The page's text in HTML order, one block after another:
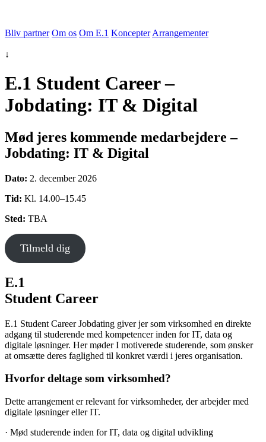
Bliv partner Om os Om E.1 Koncepter Arrangementer
↓
E.1 Student Career –
Jobdating: IT & Digital
Mød jeres kommende medarbejdere –
Jobdating: IT & Digital
Dato: 2. december 2026
Tid: Kl. 14.00–15.45
Sted: TBA
Tilmeld dig
E.1
Student Career
E.1 Student Career Jobdating giver jer som virksomhed en direkte
adgang til studerende med kompetencer inden for IT, data og
digitale løsninger. Her møder I motiverede studerende, som ønsker
at omsætte deres faglighed til konkret værdi i jeres organisation.
Hvorfor deltage som virksomhed?
Dette arrangement er relevant for virksomheder, der arbejder med
digitale løsninger eller IT.
· Mød studerende inden for IT, data og digital udvikling